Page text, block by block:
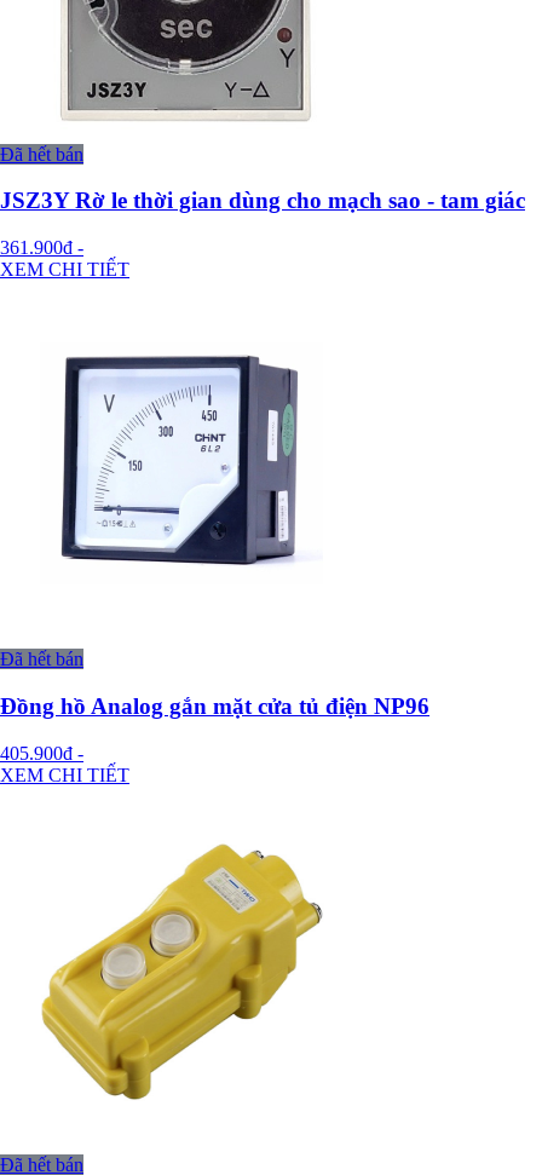
Đã hết bán
JSZ3Y Rờ le thời gian dùng cho mạch sao - tam giác
361.900đ -
XEM CHI TIẾT
Đã hết bán
Đồng hồ Analog gắn mặt cửa tủ điện NP96
405.900đ -
XEM CHI TIẾT
Đã hết bán